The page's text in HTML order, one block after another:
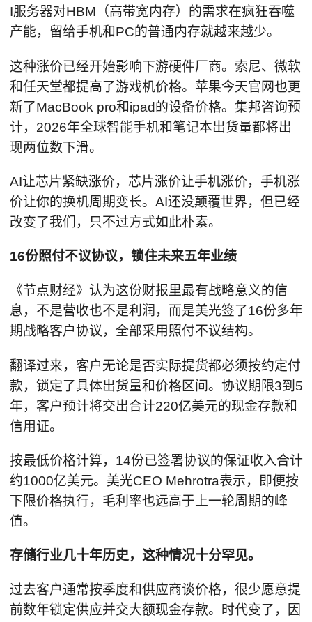
I服务器对HBM（高带宽内存）的需求在疯狂吞噬
产能，留给手机和PC的普通内存就越来越少。
这种涨价已经开始影响下游硬件厂商。索尼、微软
和任天堂都提高了游戏机价格。苹果今天官网也更
新了MacBook pro和ipad的设备价格。集邦咨询预
计，2026年全球智能手机和笔记本出货量都将出
现两位数下滑。
AI让芯片紧缺涨价，芯片涨价让手机涨价，手机涨
价让你的换机周期变长。AI还没颠覆世界，但已经
改变了我们，只不过方式如此朴素。
16份照付不议协议，锁住未来五年业绩
《节点财经》认为这份财报里最有战略意义的信
息，不是营收也不是利润，而是美光签了16份多年
期战略客户协议，全部采用照付不议结构。
翻译过来，客户无论是否实际提货都必须按约定付
款，锁定了具体出货量和价格区间。协议期限3到5
年，客户预计将交出合计220亿美元的现金存款和
信用证。
按最低价格计算，14份已签署协议的保证收入合计
约1000亿美元。美光CEO Mehrotra表示，即便按
下限价格执行，毛利率也远高于上一轮周期的峰
值。
存储行业几十年历史，这种情况十分罕见。
过去客户通常按季度和供应商谈价格，很少愿意提
前数年锁定供应并交大额现金存款。时代变了，因